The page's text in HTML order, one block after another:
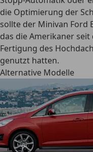
die Optimierung der
sollte der Minivan Ford
das die Amerikaner
Fertigung des
genutzt hatten.
Alternative Modelle